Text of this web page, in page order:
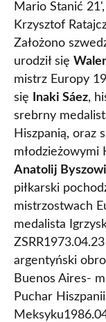
Mario Stanić
Krzysztof
Założono
urodził się
mistrz Europy
się
Inaki Sáez,
srebrny
Hiszpanią, oraz
młodzieżowymi
Anatolij
piłkarski
mistrzostwach
medalista
argentyński
Buenos Aires-
Puchar